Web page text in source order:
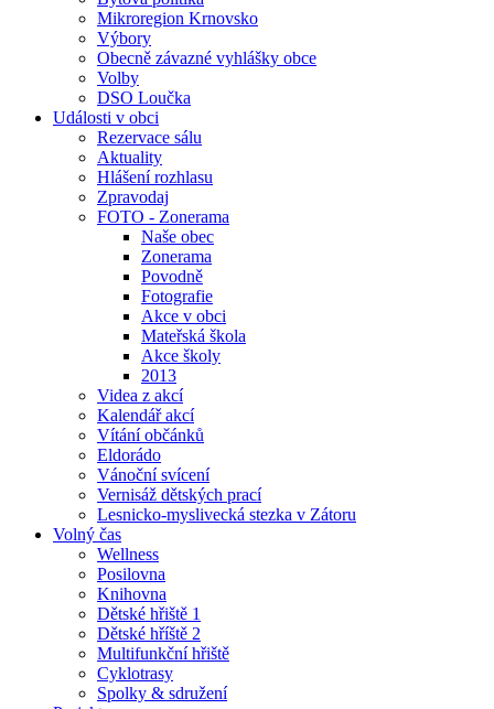
Mikroregion Krnovsko
Výbory
Obecně závazné vyhlášky obce
Volby
DSO Loučka
Události v obci
Rezervace sálu
Aktuality
Hlášení rozhlasu
Zpravodaj
FOTO - Zonerama
Naše obec
Zonerama
Povodně
Fotografie
Akce v obci
Mateřská škola
Akce školy
2013
Videa z akcí
Kalendář akcí
Vítání občánků
Eldorádo
Vánoční svícení
Vernisáž dětských prací
Lesnicko-myslivecká stezka v Zátoru
Volný čas
Wellness
Posilovna
Knihovna
Dětské hřiště 1
Dětské hříště 2
Multifunkční hřiště
Cyklotrasy
Spolky & sdružení